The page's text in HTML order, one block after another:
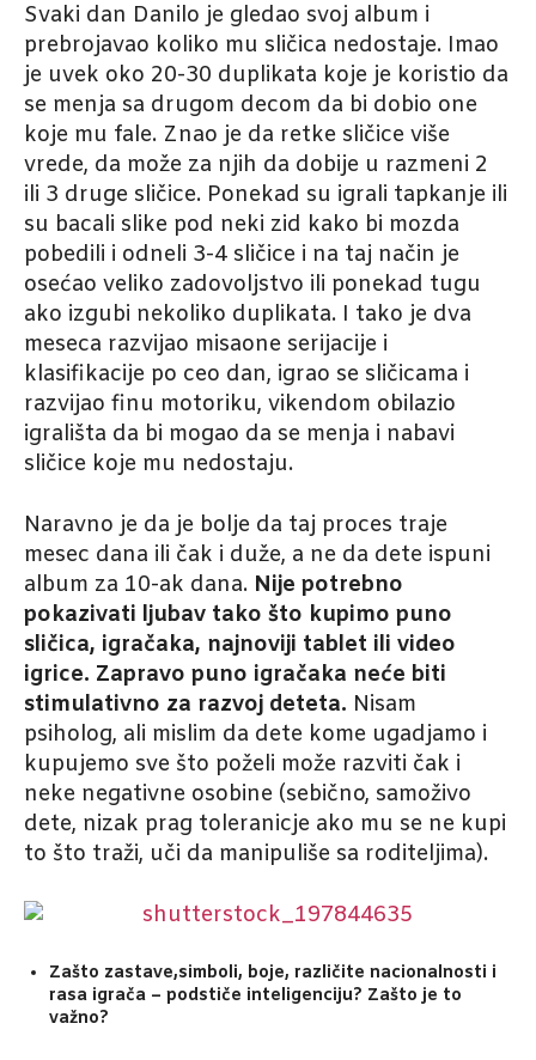
Svaki dan Danilo je gledao svoj album i
prebrojavao koliko mu sličica nedostaje. Imao
je uvek oko 20-30 duplikata koje je koristio da
se menja sa drugom decom da bi dobio one
koje mu fale. Znao je da retke sličice više
vrede, da može za njih da dobije u razmeni 2
ili 3 druge sličice. Ponekad su igrali tapkanje ili
su bacali slike pod neki zid kako bi mozda
pobedili i odneli 3-4 sličice i na taj način je
osećao veliko zadovoljstvo ili ponekad tugu
ako izgubi nekoliko duplikata. I tako je dva
meseca razvijao misaone serijacije i
klasifikacije po ceo dan, igrao se sličicama i
razvijao finu motoriku, vikendom obilazio
igrališta da bi mogao da se menja i nabavi
sličice koje mu nedostaju.
Naravno je da je bolje da taj proces traje
mesec dana ili čak i duže, a ne da dete ispuni
album za 10-ak dana. Nije potrebno
pokazivati ljubav tako što kupimo puno
sličica, igračaka, najnoviji tablet ili video
igrice. Zapravo puno igračaka neće biti
stimulativno za razvoj deteta. Nisam
psiholog, ali mislim da dete kome ugadjamo i
kupujemo sve što poželi može razviti čak i
neke negativne osobine (sebično, samoživo
dete, nizak prag toleranicje ako mu se ne kupi
to što traži, uči da manipuliše sa roditeljima).
Zašto zastave,simboli, boje, različite nacionalnosti i
rasa igrača – podstiče inteligenciju? Zašto je to
važno?